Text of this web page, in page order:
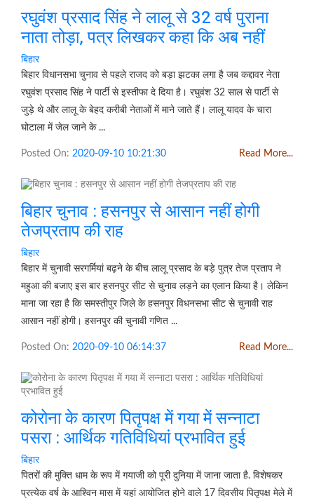
रघुवंश प्रसाद सिंह ने लालू से 32 वर्ष पुराना
नाता तोड़ा, पत्र लिखकर कहा कि अब नहीं
बिहार
बिहार विधानसभा चुनाव से पहले राजद को बड़ा झटका लगा है जब कद्दावर नेता
रघुवंश प्रसाद सिंह ने पार्टी से इस्तीफा दे दिया है। रघुवंश 32 साल से पार्टी से
जुड़े थे और लालू के बेहद करीबी नेताओं में माने जाते हैं। लालू यादव के चारा
घोटाला में जेल जाने के ...
Posted On: 2020-09-10 10:21:30 Read More...
बिहार चुनाव : हसनपुर से आसान नहीं होगी
तेजप्रताप की राह
बिहार
बिहार में चुनावी सरगर्मियां बढ़ने के बीच लालू प्रसाद के बड़े पुत्र तेज प्रताप ने
महुआ की बजाए इस बार हसनपुर सीट से चुनाव लड़ने का एलान किया है। लेकिन
माना जा रहा है कि समस्तीपुर जिले के हसनपुर विधनसभा सीट से चुनावी राह
आसान नहीं होगी। हसनपुर की चुनावी गणित ...
Posted On: 2020-09-10 06:14:37 Read More...
कोरोना के कारण पितृपक्ष में गया में सन्नाटा
पसरा : आर्थिक गतिविधियां प्रभावित हुई
बिहार
पितरों की मुक्ति धाम के रूप में गयाजी को पूरी दुनिया में जाना जाता है. विशेषकर
प्रत्येक वर्ष के आश्विन मास में यहां आयोजित होने वाले 17 दिवसीय पितृपक्ष मेले में